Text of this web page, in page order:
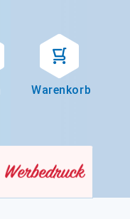
Warenkorb